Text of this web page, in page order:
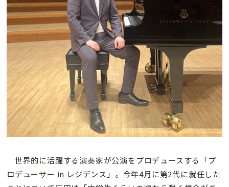
世界的に活躍する演奏家が公演をプロデュースする「プ
ロデューサー in レジデンス」。今年4月に第2代に就任した